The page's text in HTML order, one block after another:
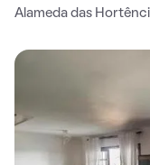
Alameda das